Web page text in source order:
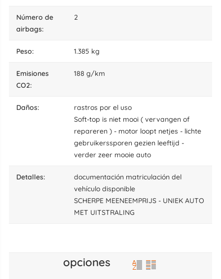
número de
airbags:
2
peso: 1.385 kg
Emisiones
CO2:
188 g/km
daños:
rastros por el uso
Soft-top is niet mooi ( vervangen of
repareren ) - motor loopt netjes - lichte
gebruikerssporen gezien leeftijd -
verder zeer mooie auto
detalles:
documentación matriculación del
vehículo disponible
SCHERPE MEENEEMPRIJS - UNIEK AUTO
MET UITSTRALING
opciones